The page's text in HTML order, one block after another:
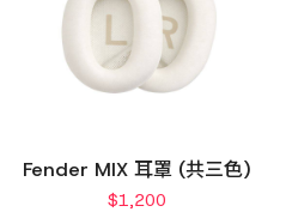
Fender MIX 耳罩 (共三色)
$1,200